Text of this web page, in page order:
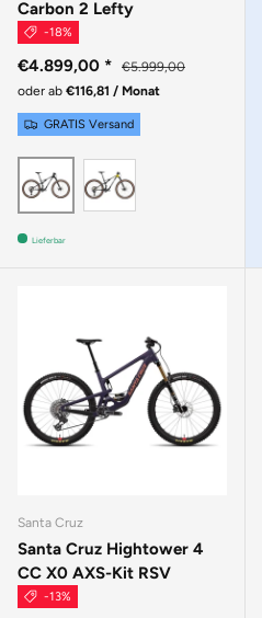
Carbon 2 Lefty
-18%
€4.899,00 *
€5.999,00
oder ab €116,81 / Monat
GRATIS Versand
Smoke Black
Lieferbar
Santa Cruz
Santa Cruz Hightower 4
CC X0 AXS-Kit RSV
-13%